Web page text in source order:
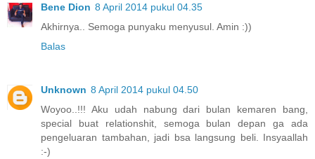
Bene Dion 8 April 2014 pukul 04.35
Akhirnya.. Semoga punyaku menyusul. Amin :))
Balas
Unknown 8 April 2014 pukul 04.50
Woyoo..!!! Aku udah nabung dari bulan kemaren bang,
special buat relationshit, semoga bulan depan ga ada
pengeluaran tambahan, jadi bsa langsung beli. Insyaallah
:-)